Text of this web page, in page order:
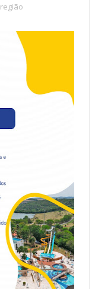
região